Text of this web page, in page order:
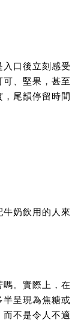
口後立刻感受
、堅果，甚至
尾韻停留時間
奶飲用的人來
嗎。實際上，在
半呈現為焦糖或
不是令人不適